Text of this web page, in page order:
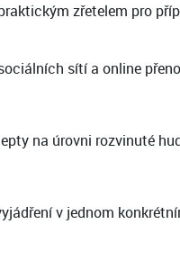
zřetelem pro
sítí a online
na úrovni rozvinuté
v jednom